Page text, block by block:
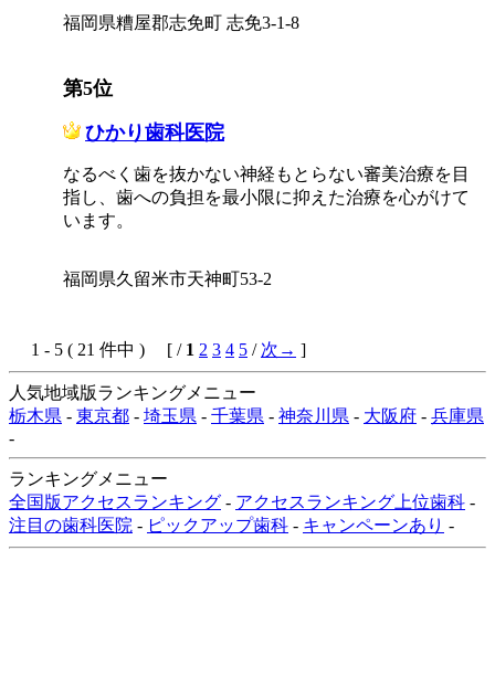
福岡県糟屋郡志免町 志免3-1-8
第5位
ひかり歯科医院
なるべく歯を抜かない神経もとらない審美治療を目
指し、歯への負担を最小限に抑えた治療を心がけて
います。
福岡県久留米市天神町53-2
1 - 5 ( 21 件中 ) [ / 1 2 3 4 5 / 次→ ]
人気地域版ランキングメニュー
栃木県 - 東京都 - 埼玉県 - 千葉県 - 神奈川県 - 大阪府 - 兵庫県
-
ランキングメニュー
全国版アクセスランキング - アクセスランキング上位歯科 -
注目の歯科医院 - ピックアップ歯科 - キャンペーンあり -